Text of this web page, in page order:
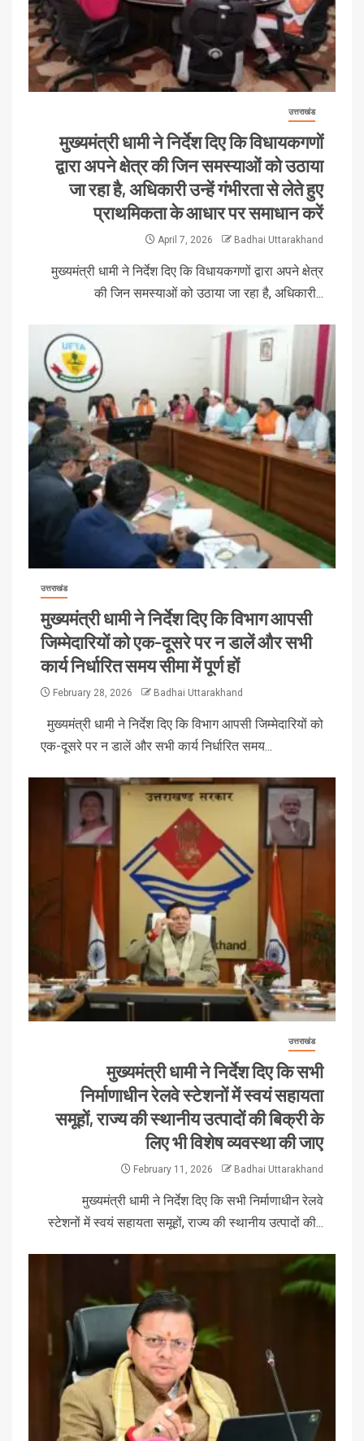
उत्तराखंड
मुख्यमंत्री धामी ने निर्देश दिए कि विधायकगणों
द्वारा अपने क्षेत्र की जिन समस्याओं को उठाया
जा रहा है, अधिकारी उन्हें गंभीरता से लेते हुए
प्राथमिकता के आधार पर समाधान करें
April 7, 2026 Badhai Uttarakhand
मुख्यमंत्री धामी ने निर्देश दिए कि विधायकगणों द्वारा अपने क्षेत्र
की जिन समस्याओं को उठाया जा रहा है, अधिकारी...
उत्तराखंड
मुख्यमंत्री धामी ने निर्देश दिए कि विभाग आपसी
जिम्मेदारियों को एक-दूसरे पर न डालें और सभी
कार्य निर्धारित समय सीमा में पूर्ण हों
February 28, 2026 Badhai Uttarakhand
मुख्यमंत्री धामी ने निर्देश दिए कि विभाग आपसी जिम्मेदारियों को
एक-दूसरे पर न डालें और सभी कार्य निर्धारित समय...
उत्तराखंड
मुख्यमंत्री धामी ने निर्देश दिए कि सभी
निर्माणाधीन रेलवे स्टेशनों में स्वयं सहायता
समूहों, राज्य की स्थानीय उत्पादों की बिक्री के
लिए भी विशेष व्यवस्था की जाए
February 11, 2026 Badhai Uttarakhand
मुख्यमंत्री धामी ने निर्देश दिए कि सभी निर्माणाधीन रेलवे
स्टेशनों में स्वयं सहायता समूहों, राज्य की स्थानीय उत्पादों की...